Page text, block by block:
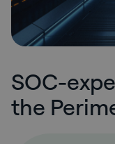
SOC-
the